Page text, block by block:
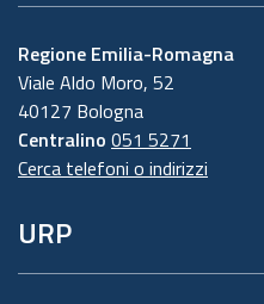
Regione Emilia-Romagna
Viale Aldo Moro, 52
40127 Bologna
Centralino 051 5271
Cerca telefoni o indirizzi
URP